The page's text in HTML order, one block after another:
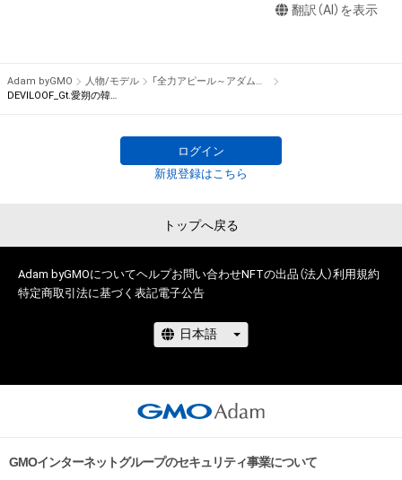
の管理委託を受けている者からの事前の同意なしに、上記の「本
せん。)を行うことはできません。
であると判断した場合、利用をお断りさせていただきます。
・本アイテムの購入、売却および利用に関して、購入者、売却者、
方、著作隣接権の権利者またはその管理委託を受けている者は、
パフォーマンスや特技を、魂を込めて全力アピール！
※本ストア内で出品されるNFTは、Adam byGMOの認定代理店
株式会社MediBangを介して出品手続きをしており、
TBSテレビおよび番組は、NFTの出品に関わる手続き・権利には
翻訳（AI）を表示
Adam byGMO 人物/モデル
「全力アピール～アダムシアター～」NFTストア
DEVILOOF_Gt.愛朔の韓国風メイク自撮り写真
ログイン
新規登録はこちら
トップへ戻る
Adam byGMOについてヘルプお問い合わせNFTの出品（法人）利用規約
特定商取引法に基づく表記電子公告
GMOインターネットグループのセキュリティ事業について